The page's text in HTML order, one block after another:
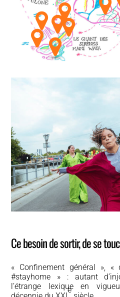
Ce besoin de sortir, de se
« Confinement général », «
#stayhome » : autant
l’étrange lexique en
e